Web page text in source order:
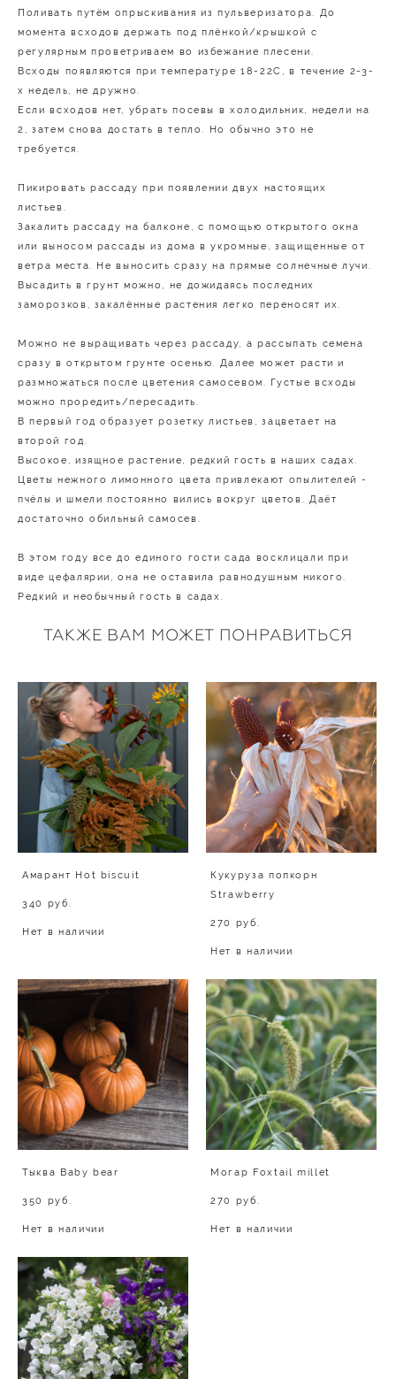
Поливать путём опрыскивания из пульверизатора. До
момента всходов держать под плёнкой/крышкой с
регулярным проветриваем во избежание плесени.
Всходы появляются при температуре 18-22С, в течение 2-3-
х недель, не дружно.
Если всходов нет, убрать посевы в холодильник, недели на
2, затем снова достать в тепло. Но обычно это не
требуется.
Пикировать рассаду при появлении двух настоящих
листьев.
Закалить рассаду на балконе, с помощью открытого окна
или выносом рассады из дома в укромные, защищенные от
ветра места. Не выносить сразу на прямые солнечные лучи.
Высадить в грунт можно, не дожидаясь последних
заморозков, закалённые растения легко переносят их.
Можно не выращивать через рассаду, а рассыпать семена
сразу в открытом грунте осенью. Далее может расти и
размножаться после цветения самосевом. Густые всходы
можно проредить/пересадить.
В первый год образует розетку листьев, зацветает на
второй год.
Высокое, изящное растение, редкий гость в наших садах.
Цветы нежного лимонного цвета привлекают опылителей -
пчёлы и шмели постоянно вились вокруг цветов. Даёт
достаточно обильный самосев.
В этом году все до единого гости сада восклицали при
виде цефалярии, она не оставила равнодушным никого.
Редкий и необычный гость в садах.
ТАКЖЕ ВАМ МОЖЕТ ПОНРАВИТЬСЯ
Амарант Hot biscuit
340 pуб.
Нет в наличии
Кукуруза попкорн
Strawberry
270 pуб.
Нет в наличии
Тыква Baby bear
350 pуб.
Нет в наличии
Могар Foxtail millet
270 pуб.
Нет в наличии